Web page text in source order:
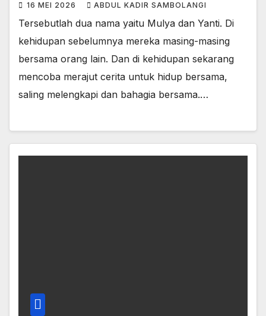
16 MEI 2026 ABDUL KADIR SAMBOLANGI
Tersebutlah dua nama yaitu Mulya dan Yanti. Di
kehidupan sebelumnya mereka masing-masing
bersama orang lain. Dan di kehidupan sekarang
mencoba merajut cerita untuk hidup bersama,
saling melengkapi dan bahagia bersama.…